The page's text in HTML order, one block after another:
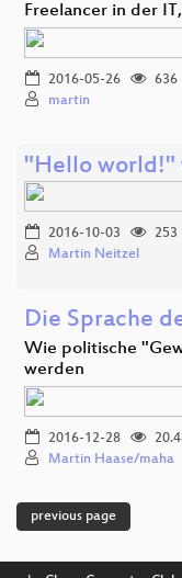
Freelancer in der
2016-05-26
636
martin
"Hello world!"
2016-10-03
253
Martin Neitzel
Die Sprache
Wie politische
werden
2016-12-28
Martin Haase/maha
previous page